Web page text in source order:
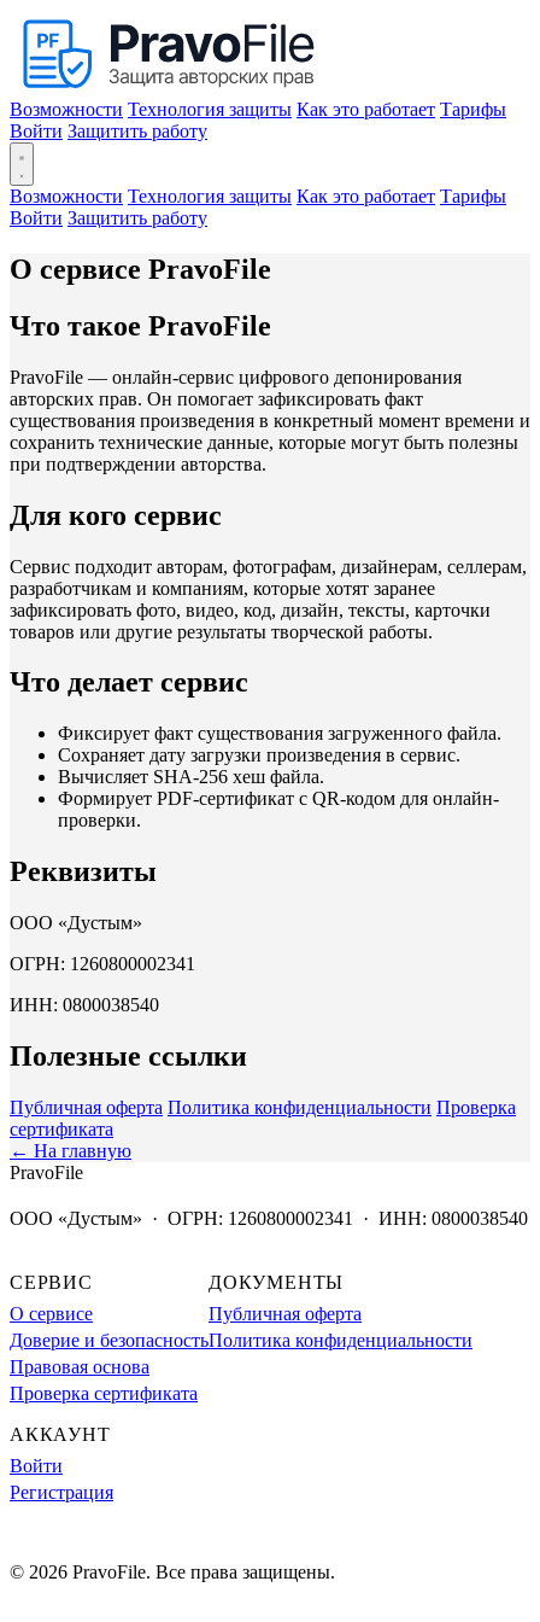
Возможности Технология защиты Как это работает Тарифы
Войти Защитить работу
Возможности Технология защиты Как это работает Тарифы
Войти Защитить работу
О сервисе PravoFile
Что такое PravoFile
PravoFile — онлайн-сервис цифрового депонирования
авторских прав. Он помогает зафиксировать факт
существования произведения в конкретный момент времени и
сохранить технические данные, которые могут быть полезны
при подтверждении авторства.
Для кого сервис
Сервис подходит авторам, фотографам, дизайнерам, селлерам,
разработчикам и компаниям, которые хотят заранее
зафиксировать фото, видео, код, дизайн, тексты, карточки
товаров или другие результаты творческой работы.
Что делает сервис
Фиксирует факт существования загруженного файла.
Сохраняет дату загрузки произведения в сервис.
Вычисляет SHA-256 хеш файла.
Формирует PDF-сертификат с QR-кодом для онлайн-
проверки.
Реквизиты
ООО «Дустым»
ОГРН: 1260800002341
ИНН: 0800038540
Полезные ссылки
Публичная оферта Политика конфиденциальности Проверка
сертификата
← На главную
PravoFile
ООО «Дустым» · ОГРН: 1260800002341 · ИНН: 0800038540
СЕРВИС
О сервисе
Доверие и безопасность
Правовая основа
Проверка сертификата
ДОКУМЕНТЫ
Публичная оферта
Политика конфиденциальности
АККАУНТ
Войти
Регистрация
© 2026 PravoFile. Все права защищены.